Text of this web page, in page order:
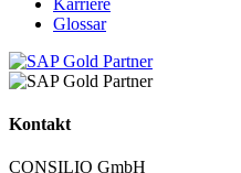
Glossar
Kontakt
CONSILIO GmbH